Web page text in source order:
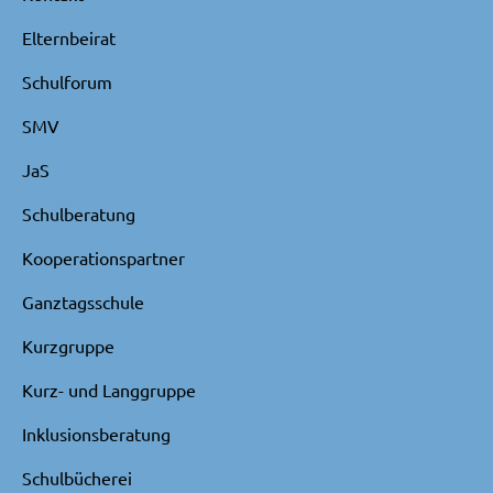
Elternbeirat
Schulforum
SMV
JaS
Schulberatung
Kooperationspartner
Ganztagsschule
Kurzgruppe
Kurz- und Langgruppe
Inklusionsberatung
Schulbücherei